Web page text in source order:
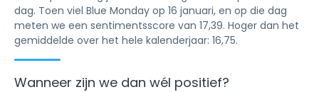
dag. Toen viel Blue Monday op 16 januari, en op die dag
meten we een sentimentsscore van 17,39. Hoger dan het
gemiddelde over het hele kalenderjaar: 16,75.
Wanneer zijn we dan wél positief?